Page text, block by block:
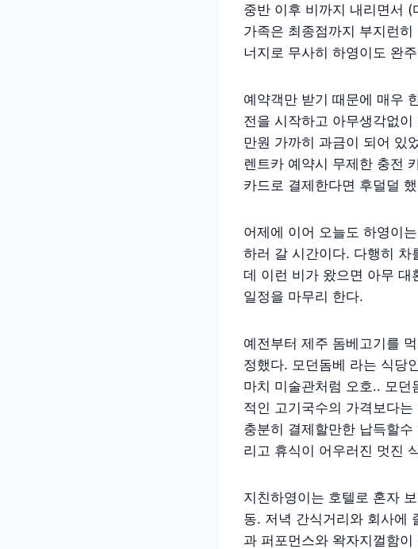
중반 이후 비까지 내리면서
가족은 최종점까지 부지런
너지로 무사히 하영이도 완
예약객만 받기 때문에 매우
전을 시작하고 아무생각없
만원 가까히 과금이 되어 있
렌트카 예약시 무제한 충전
카드로 결제한다면 후덜덜
어제에 이어 오늘도 하영이
하러 갈 시간이다. 다행히 차
데 이런 비가 왔으면 아무 대
일정을 마무리 한다.
예전부터 제주 돔베고기를
정했다. 모던돔베 라는 식당
마치 미술관처럼 오호.. 모
적인 고기국수의 가격보다
충분히 결제할만한 납득할
리고 휴식이 어우러진 멋진
지친하영이는 호텔로 혼자
동. 저녁 간식거리와 회사에
과 퍼포먼스와 왁자지껄함